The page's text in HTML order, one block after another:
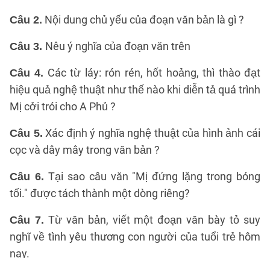
Câu 2. Nội dung chủ yếu của đoạn văn bản là gì ?
Câu 3. Nêu ý nghĩa của đoạn văn trên
Câu 4. Các từ láy: rón rén, hốt hoảng, thì thào đạt
hiệu quả nghệ thuật như thế nào khi diễn tả quá trình
Mị cởi trói cho A Phủ ?
Câu 5. Xác định ý nghĩa nghệ thuật của hình ảnh cái
cọc và dây mây trong văn bản ?
Câu 6. Tại sao câu văn "Mị đứng lặng trong bóng
tối." được tách thành một dòng riêng?
Câu 7. Từ văn bản, viết một đoạn văn bày tỏ suy
nghĩ về tình yêu thương con người của tuổi trẻ hôm
nay.